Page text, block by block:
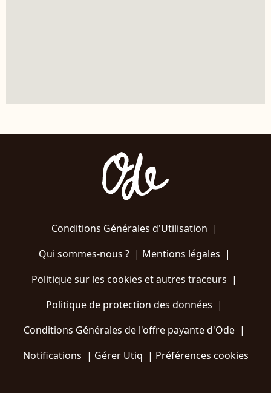
Conditions Générales d'Utilisation |
Qui sommes-nous ?| Mentions légales |
Politique sur les cookies et autres traceurs |
Politique de protection des données |
Conditions Générales de l'offre payante d'Ode |
Notifications | Gérer Utiq | Préférences cookies